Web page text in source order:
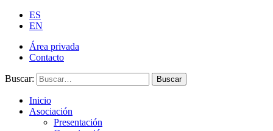
ES
EN
Área privada
Contacto
Buscar: Buscar
Inicio
Asociación
Presentación